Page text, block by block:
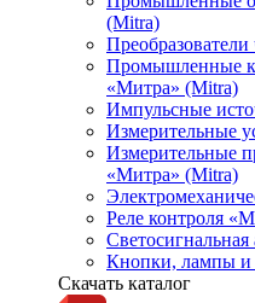
(Mitra)
Промышленные
«Митра» (Mitra)
Импульсные
Измерительные
Измерительные
«Митра» (Mitra)
Реле контроля
Кнопки, лампы и
Скачать каталог